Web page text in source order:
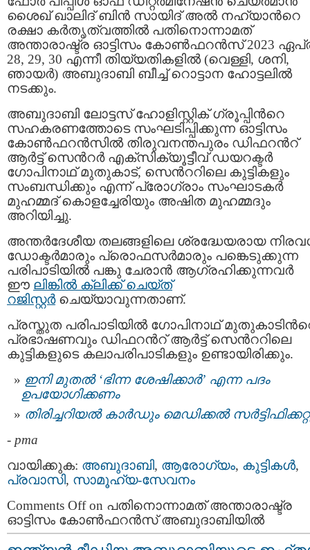
ശൈഖ് ഖാലിദ് ബിന്‍ സായിദ് അൽ നഹ്യാന്‍റെ
രക്ഷാ കർതൃത്വത്തില്‍ പതിനൊന്നാമത്
അന്താരാഷ്ട്ര ഓട്ടിസം കോൺഫറൻസ് 2023
28, 29, 30 എന്നീ തിയ്യതികളിൽ (വെള്ളി, ശനി,
ഞായർ) അബുദാബി ബീച്ച് റൊട്ടാന ഹോട്ടലിൽ
നടക്കും.
അബുദാബി ലോട്ടസ് ഹോളിസ്റ്റിക് ഗ്രൂപ്പിന്‍റെ
സഹകരണത്തോടെ സംഘടിപ്പിക്കുന്ന ഓട്ടിസം
കോൺഫറൻസില്‍ തിരുവനന്തപുരം ഡിഫറന്‍റ്
ആർട്ട് സെന്‍റര്‍ എക്സിക്യൂട്ടീവ് ഡയറക്ടർ
ഗോപിനാഥ് മുതുകാട്, സെന്‍ററിലെ കുട്ടികളും
സംബന്ധിക്കും എന്ന് പ്രോഗ്രാം സംഘാടകര്‍
മുഹമ്മദ് കൊളച്ചേരിയും അഷിത മുഹമ്മദും
അറിയിച്ചു.
അന്തർദേശീയ തലങ്ങളിലെ ശ്രദ്ധേയരായ
ഡോക്ടര്‍മാരും പ്രൊഫസര്‍മാരും പങ്കെടുക്കുന്ന
പരിപാടിയിൽ പങ്കു ചേരാന്‍ ആഗ്രഹിക്കുന്നവര്‍
ഈ ലിങ്കില്‍ ക്ലിക്ക് ചെയ്ത്
റജിസ്റ്റര്‍ചെയ്യാവുന്നതാണ്.
പ്രസ്തുത പരിപാടിയിൽ ഗോപിനാഥ്
പ്രഭാഷണവും ഡിഫറന്‍റ് ആർട്ട് സെന്‍ററിലെ
കുട്ടികളുടെ കലാപരിപാടികളും ഉണ്ടായിരിക്കും.
ഇനി മുതല്‍ ‘ഭിന്ന ശേഷിക്കാർ’ എന്ന പദം
ഉപയോഗിക്കണം
തിരിച്ചറിയൽ കാർഡും മെഡിക്കൽ
- pma
വായിക്കുക: അബുദാബി, ആരോഗ്യം, കുട്ടികള്‍,
പ്രവാസി, സാമൂഹ്യ-സേവനം
Comments Offon പതിനൊന്നാമത് അന്താരാഷ്ട്ര
ഓട്ടിസം കോൺഫറൻസ് അബുദാബിയില്‍